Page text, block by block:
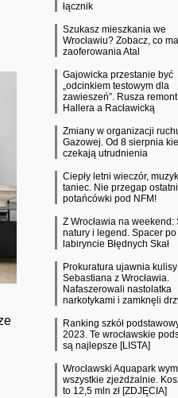
łącznik
Szukasz mieszkania we
Wrocławiu? Zobacz, co
zaoferowania Atal
Gajowicka przestanie być
„odcinkiem testowym dla
zawieszeń”. Rusza
Hallera a Racławicką
Zmiany w organizacji
Gazowej. Od 8 sierpnia
czekają utrudnienia
Ciepły letni wieczór,
taniec. Nie przegap
potańcówki pod NFM!
Z Wrocławia na weekend:
natury i legend. Spacer
labiryncie Błędnych Skał
Prokuratura ujawnia
Sebastiana z Wrocławia.
Nafaszerowali nastolatka
narkotykami i zamknęli
Ranking szkół
2023. Te wrocławskie
są najlepsze [LISTA]
Wrocławski Aquapark
wszystkie zjeżdżalnie.
to 12,5 mln zł [ZDJĘCIA]